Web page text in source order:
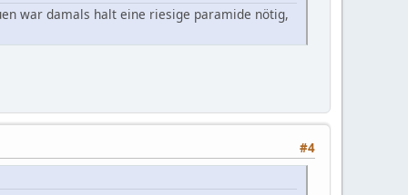
war damals halt eine riesige paramide nötig,
#4